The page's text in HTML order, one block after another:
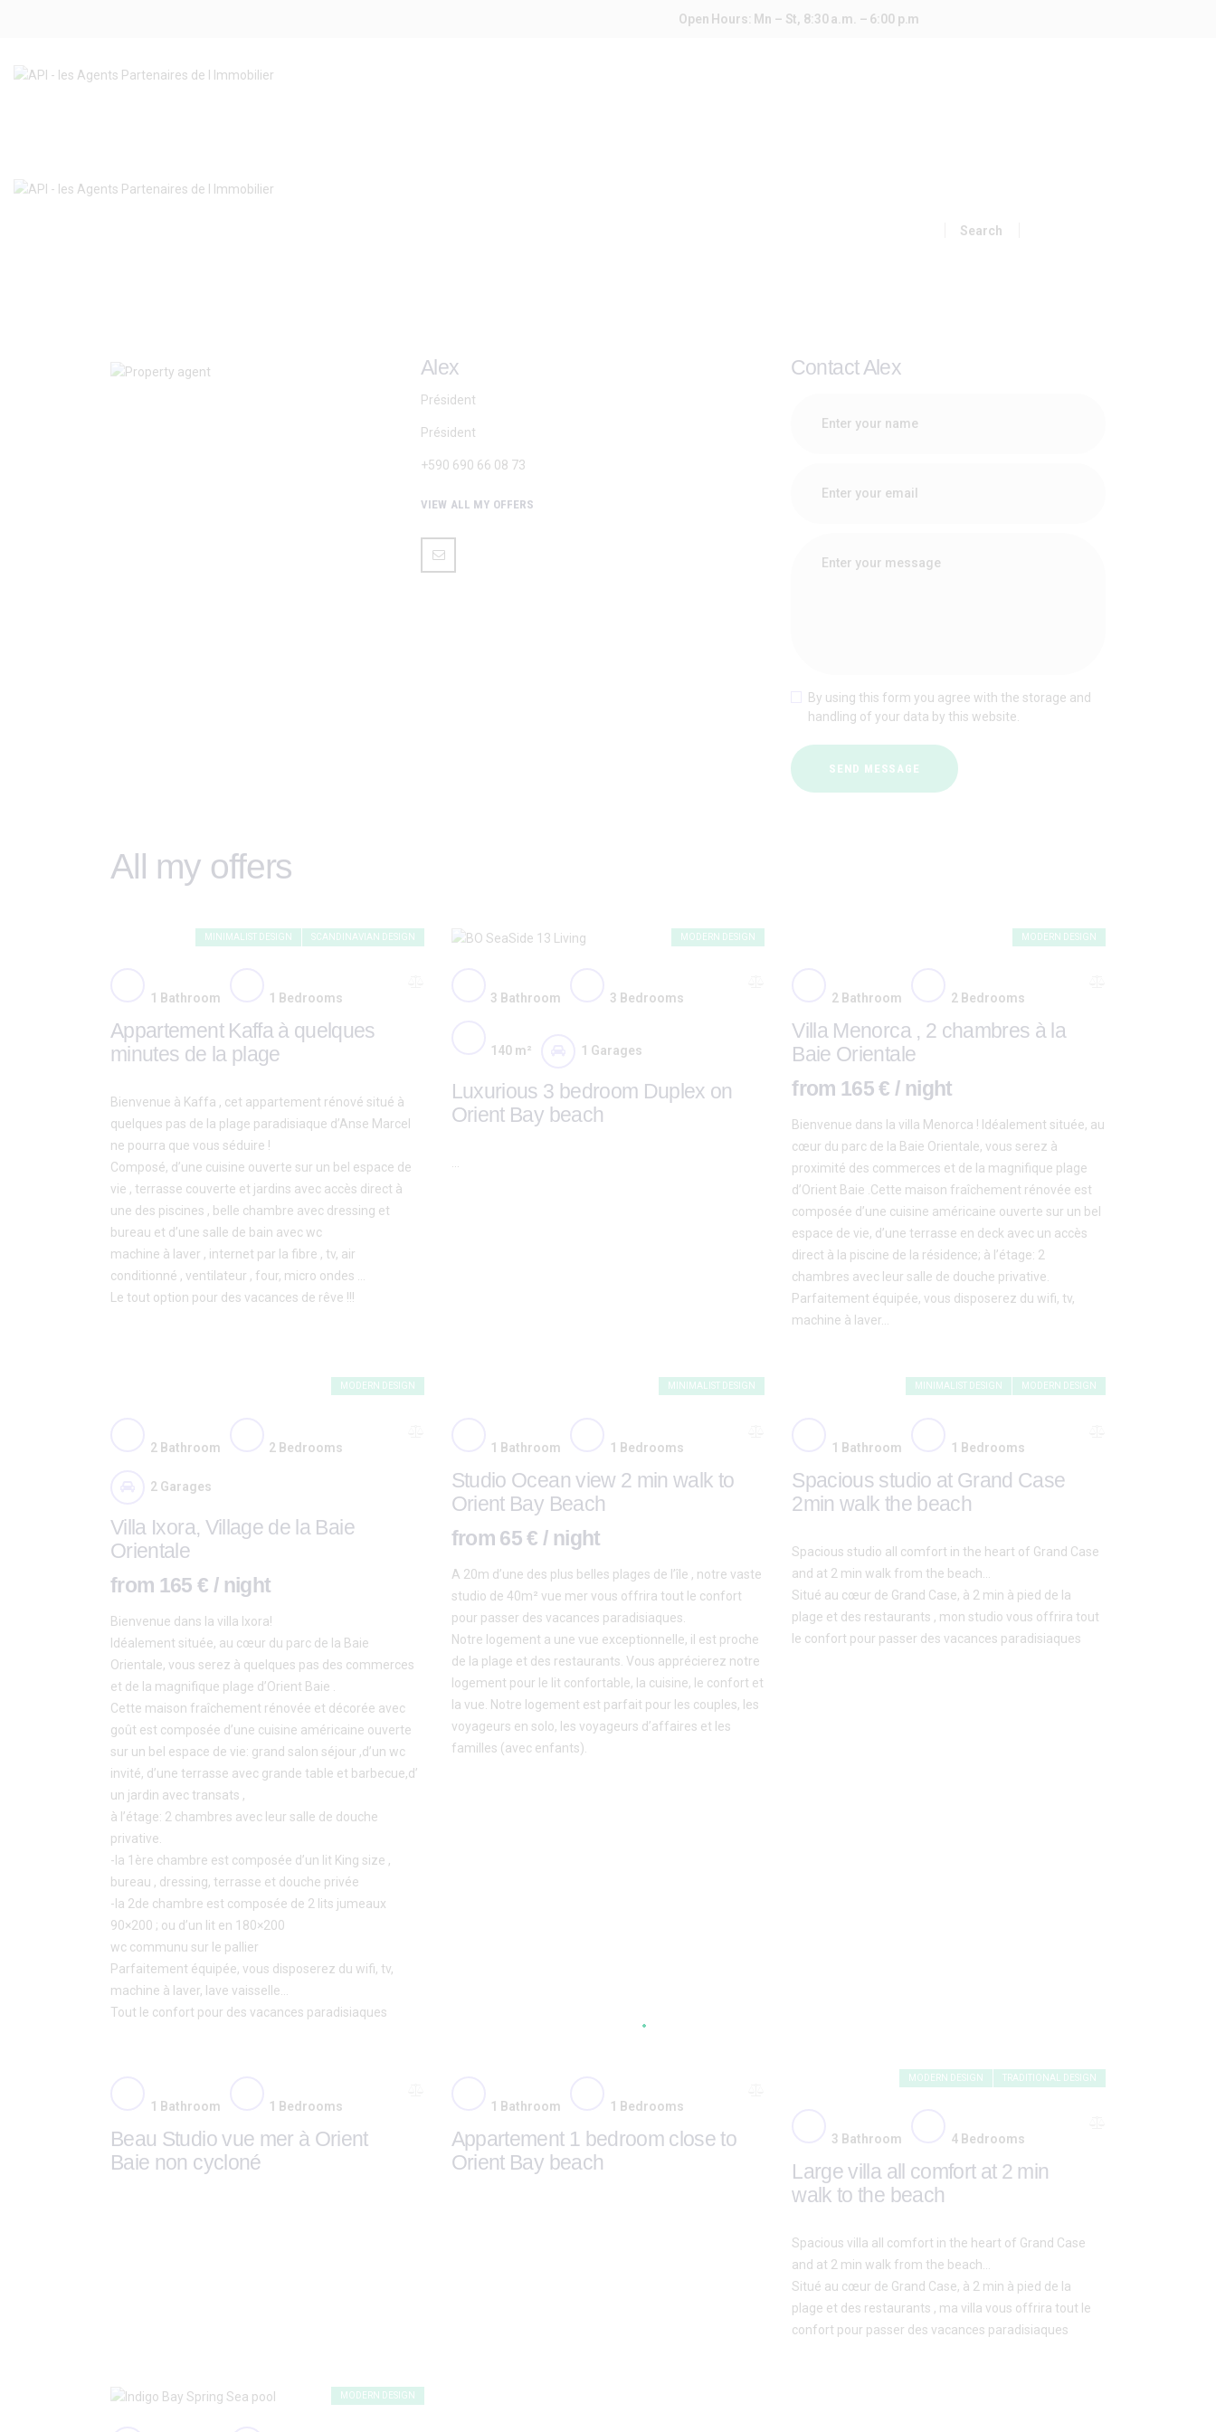
Open Hours: Mn – St, 8:30 a.m. – 6:00 p.m
Alex
Président
Président
+590 690 66 08 73
VIEW ALL MY OFFERS
Contact Alex
By using this form you agree with the storage and
handling of your data by this website.
All my offers
MINIMALIST DESIGN SCANDINAVIAN DESIGN
1 Bathroom 1 Bedrooms
Appartement Kaffa à quelques
minutes de la plage
Bienvenue à Kaffa , cet appartement rénové situé à
quelques pas de la plage paradisiaque d’Anse Marcel
ne pourra que vous séduire !
Composé, d’une cuisine ouverte sur un bel espace de
vie , terrasse couverte et jardins avec accès direct à
une des piscines , belle chambre avec dressing et
bureau et d’une salle de bain avec wc
machine à laver , internet par la fibre , tv, air
conditionné , ventilateur , four, micro ondes …
Le tout option pour des vacances de rêve !!!
MODERN DESIGN
3 Bathroom 3 Bedrooms
140 m² 1 Garages
Luxurious 3 bedroom Duplex on
Orient Bay beach
…
MODERN DESIGN
2 Bathroom 2 Bedrooms
Villa Menorca , 2 chambres à la
Baie Orientale
from 165 € / night
Bienvenue dans la villa Menorca ! Idéalement située, au
cœur du parc de la Baie Orientale, vous serez à
proximité des commerces et de la magnifique plage
d’Orient Baie .Cette maison fraîchement rénovée est
composée d’une cuisine américaine ouverte sur un bel
espace de vie, d’une terrasse en deck avec un accès
direct à la piscine de la résidence; à l’étage: 2
chambres avec leur salle de douche privative.
Parfaitement équipée, vous disposerez du wifi, tv,
machine à laver…
MODERN DESIGN
2 Bathroom 2 Bedrooms
2 Garages
Villa Ixora, Village de la Baie
Orientale
from 165 € / night
Bienvenue dans la villa Ixora!
Idéalement située, au cœur du parc de la Baie
Orientale, vous serez à quelques pas des commerces
et de la magnifique plage d’Orient Baie .
Cette maison fraîchement rénovée et décorée avec
goût est composée d’une cuisine américaine ouverte
sur un bel espace de vie: grand salon séjour ,d’un wc
invité, d’une terrasse avec grande table et barbecue,d’
un jardin avec transats ,
à l’étage: 2 chambres avec leur salle de douche
privative.
-la 1ère chambre est composée d’un lit King size ,
bureau , dressing, terrasse et douche privée
-la 2de chambre est composée de 2 lits jumeaux
90×200 ; ou d’un lit en 180×200
wc communu sur le pallier
Parfaitement équipée, vous disposerez du wifi, tv,
machine à laver, lave vaisselle…
Tout le confort pour des vacances paradisiaques
MINIMALIST DESIGN
1 Bathroom 1 Bedrooms
Studio Ocean view 2 min walk to
Orient Bay Beach
from 65 € / night
A 20m d’une des plus belles plages de l’île , notre vaste
studio de 40m² vue mer vous offrira tout le confort
pour passer des vacances paradisiaques.
Notre logement a une vue exceptionnelle, il est proche
de la plage et des restaurants. Vous apprécierez notre
logement pour le lit confortable, la cuisine, le confort et
la vue. Notre logement est parfait pour les couples, les
voyageurs en solo, les voyageurs d’affaires et les
familles (avec enfants).
MINIMALIST DESIGN MODERN DESIGN
1 Bathroom 1 Bedrooms
Spacious studio at Grand Case
2min walk the beach
Spacious studio all comfort in the heart of Grand Case
and at 2 min walk from the beach…
Situé au cœur de Grand Case, à 2 min à pied de la
plage et des restaurants , mon studio vous offrira tout
le confort pour passer des vacances paradisiaques
1 Bathroom 1 Bedrooms
Beau Studio vue mer à Orient
Baie non cycloné
1 Bathroom 1 Bedrooms
Appartement 1 bedroom close to
Orient Bay beach
MODERN DESIGN TRADITIONAL DESIGN
3 Bathroom 4 Bedrooms
Large villa all comfort at 2 min
walk to the beach
Spacious villa all comfort in the heart of Grand Case
and at 2 min walk from the beach…
Situé au cœur de Grand Case, à 2 min à pied de la
plage et des restaurants , ma villa vous offrira tout le
confort pour passer des vacances paradisiaques
MODERN DESIGN